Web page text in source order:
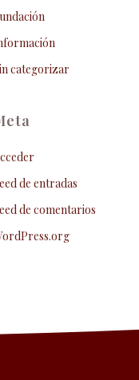
categorizar
de entradas
de comentarios